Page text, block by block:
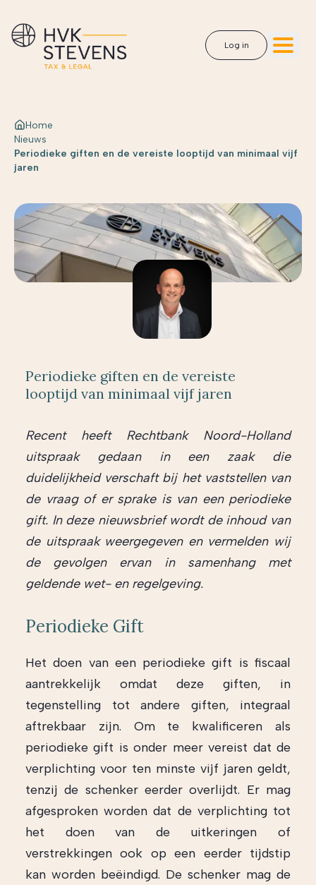
Log in
Home
Nieuws
Periodieke giften en de vereiste looptijd van minimaal vijf
jaren
Periodieke giften en de vereiste
looptijd van minimaal vijf jaren
Recent heeft Rechtbank Noord-Holland
uitspraak gedaan in een zaak die
duidelijkheid verschaft bij het vaststellen van
de vraag of er sprake is van een periodieke
gift. In deze nieuwsbrief wordt de inhoud van
de uitspraak weergegeven en vermelden wij
de gevolgen ervan in samenhang met
geldende wet- en regelgeving.
Periodieke Gift
Het doen van een periodieke gift is fiscaal
aantrekkelijk omdat deze giften, in
tegenstelling tot andere giften, integraal
aftrekbaar zijn. Om te kwalificeren als
periodieke gift is onder meer vereist dat de
verplichting voor ten minste vijf jaren geldt,
tenzij de schenker eerder overlijdt. Er mag
afgesproken worden dat de verplichting tot
het doen van de uitkeringen of
verstrekkingen ook op een eerder tijdstip
kan worden beëindigd. De schenker mag de